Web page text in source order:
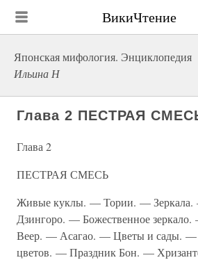
ВикиЧтение
Японская мифология. Энциклопедия
Ильина Н
Глава 2 ПЕСТРАЯ
Глава 2
ПЕСТРАЯ СМЕСЬ
Живые куклы. — Тории. —
Дзингоро. — Божественное
Веер. — Асагао. — Цветы и сады. —
цветов. — Праздник Бон. —